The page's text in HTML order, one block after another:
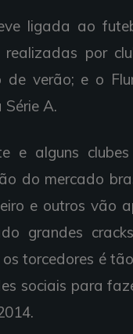
ligada ao
por
verão; e o
A.
e alguns
do mercado
e outros vão
grandes
torcedores é
sociais para